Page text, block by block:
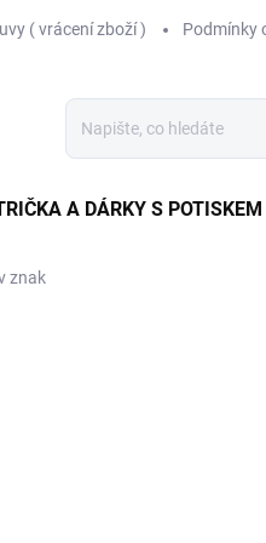
( vrácení zboží ) Podmínky
A DÁRKY S POTISKEM
znak